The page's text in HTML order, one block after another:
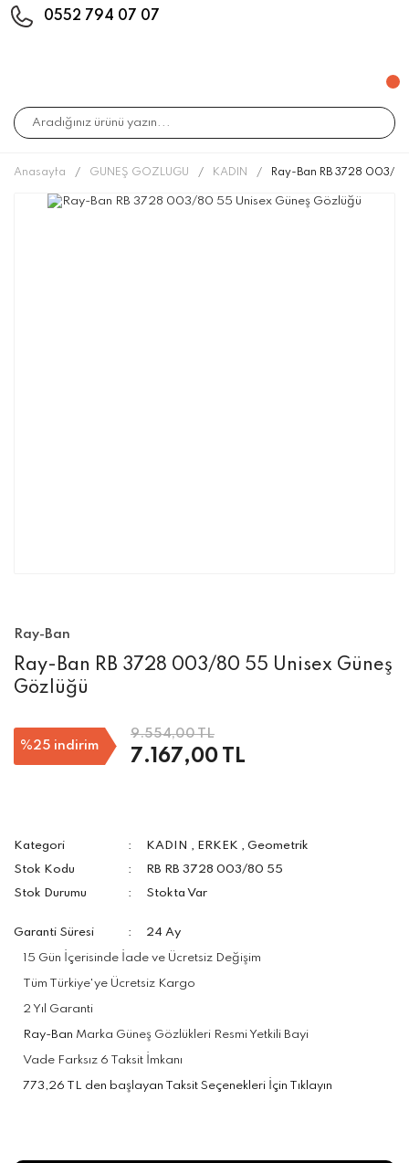
0552 794 07 07
Anasayfa GÜNEŞ GÖZLÜĞÜ KADIN Ray-Ban RB 3728 003/
Ray-Ban
Ray-Ban RB 3728 003/80 55 Unisex Güneş
Gözlüğü
%25 indirim
9.554,00 TL
7.167,00 TL
Kategori KADIN , ERKEK ,Geometrik
Stok Kodu
RB RB 3728 003/80 55
Stok Durumu
Stokta Var
Garanti Süresi 24 Ay
15 Gün İçerisinde İade ve Ücretsiz Değişim
Tüm Türkiye'ye Ücretsiz Kargo
2 Yıl Garanti
Ray-Ban Marka Güneş Gözlükleri Resmi Yetkili Bayi
Vade Farksız 6 Taksit İmkanı
773,26 TL den başlayan Taksit Seçenekleri İçin Tıklayın